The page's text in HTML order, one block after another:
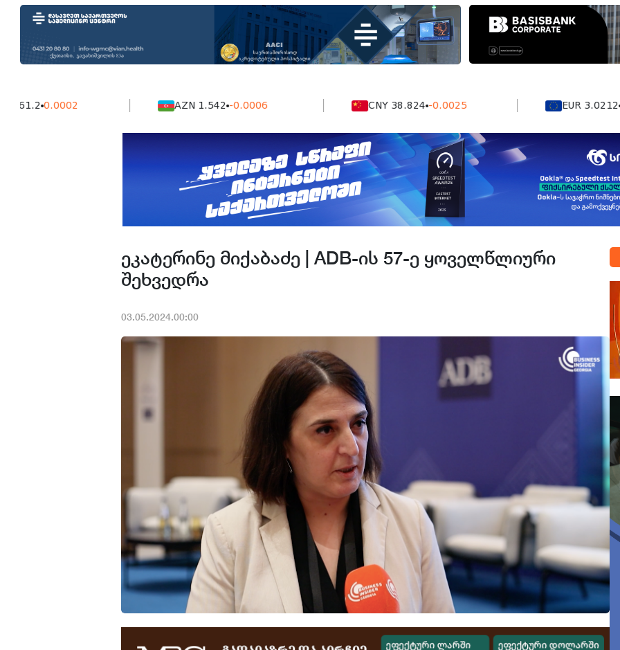
0.0002 AZN 1.542 -0.0006 CNY 38.824 -0.0025 EUR 3.0212 -
ეკატერინე მიქაბაძე | ADB-ის 57-ე ყოველწლიური
შეხვედრა
03.05.2024.00:00